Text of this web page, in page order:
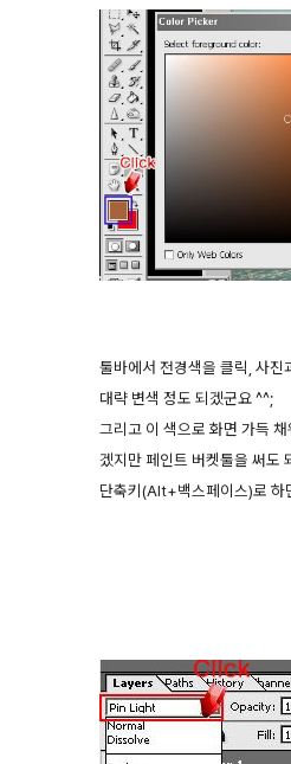
툴바에서 전경색을 클릭, 사진
대략 변색 정도 되겠군요 ^^;
그리고 이 색으로 화면 가득
겠지만 페인트 버켓툴을 써도
단축키(Alt+백스페이스)로 하